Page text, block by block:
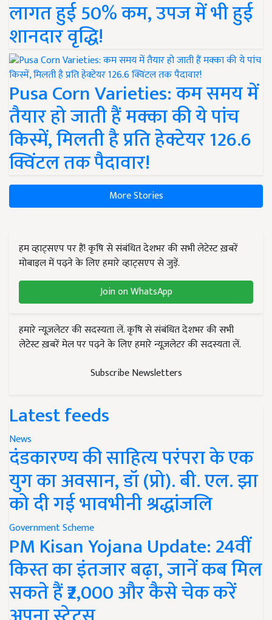
लागत हुई 50% कम, उपज में भी हुई
शानदार वृद्धि!
Pusa Corn Varieties: कम समय में
तैयार हो जाती हैं मक्का की ये पांच
किस्में, मिलती है प्रति हेक्टेयर 126.6
क्विंटल तक पैदावार!
More Stories
हम व्हाट्सएप पर हैं! कृषि से संबंधित देशभर की सभी लेटेस्ट ख़बरें
मोबाइल में पढ़ने के लिए हमारे व्हाट्सएप से जुड़ें.
Join on WhatsApp
हमारे न्यूज़लेटर की सदस्यता लें. कृषि से संबंधित देशभर की सभी
लेटेस्ट ख़बरें मेल पर पढ़ने के लिए हमारे न्यूज़लेटर की सदस्यता लें.
Subscribe Newsletters
Latest feeds
News
दंडकारण्य की साहित्य परंपरा के एक
युग का अवसान, डॉ (प्रो). बी. एल. झा
को दी गई भावभीनी श्रद्धांजलि
Government Scheme
PM Kisan Yojana Update: 24वीं
किस्त का इंतजार बढ़ा, जानें कब मिल
सकते हैं ₹2,000 और कैसे चेक करें